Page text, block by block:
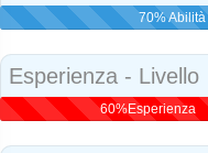
70% Abilità
Esperienza - Livello
60%Esperienza